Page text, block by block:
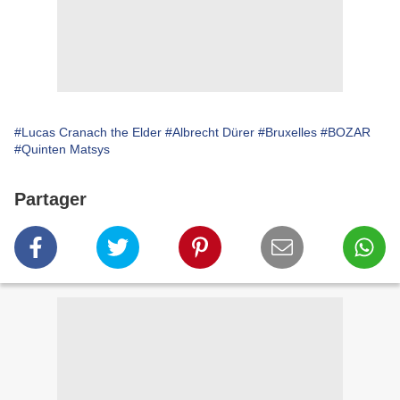
#Lucas Cranach the Elder #Albrecht Dürer #Bruxelles #BOZAR
#Quinten Matsys
Partager